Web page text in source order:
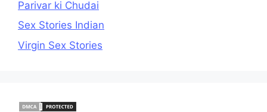
Parivar ki Chudai
Sex Stories Indian
Virgin Sex Stories